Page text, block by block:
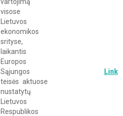
visose
Lietuvos
ekonomikos
srityse,
laikantis
Europos
Sąjungos
teisės aktuose
nustatytų
Lietuvos
Respublikos
Link